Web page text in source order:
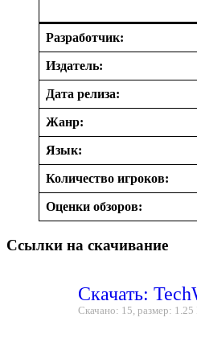
Разработчик:
Издатель:
Дата релиза:
Жанр:
Язык:
Количество игроков:
Оценки обзоров:
Ссылки на скачивание
Скачать:
Скачано: 15, размер: